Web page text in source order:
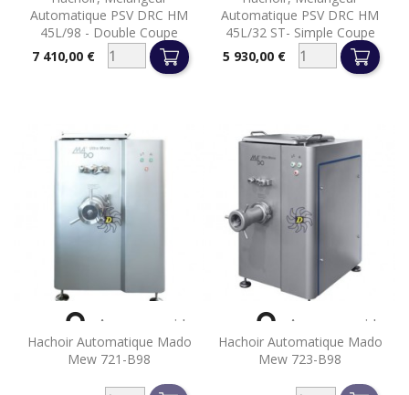
Automatique PSV DRC HM
45L/98 - Double Coupe
Prix7 410,00 €
Automatique PSV DRC HM
45L/32 ST- Simple Coupe
Prix5 930,00 €
Hachoir Automatique Mado
Mew 721-B98
 Aperçu rapide
Hachoir Automatique Mado
Mew 723-B98
 Aperçu rapide